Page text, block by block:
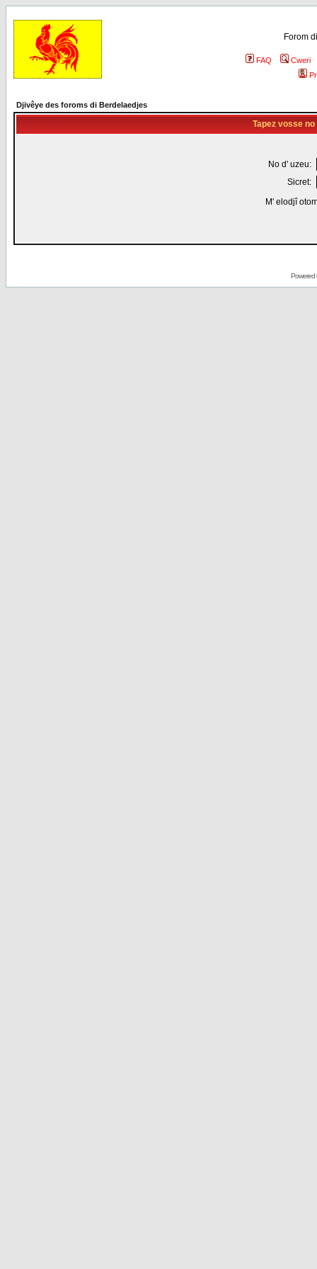
Forom
FAQ
Cweri
Djivêye des foroms di Berdelaedjes
Tapez vosse
No d' uzeu:
Sicret:
M' elodjî
Powered